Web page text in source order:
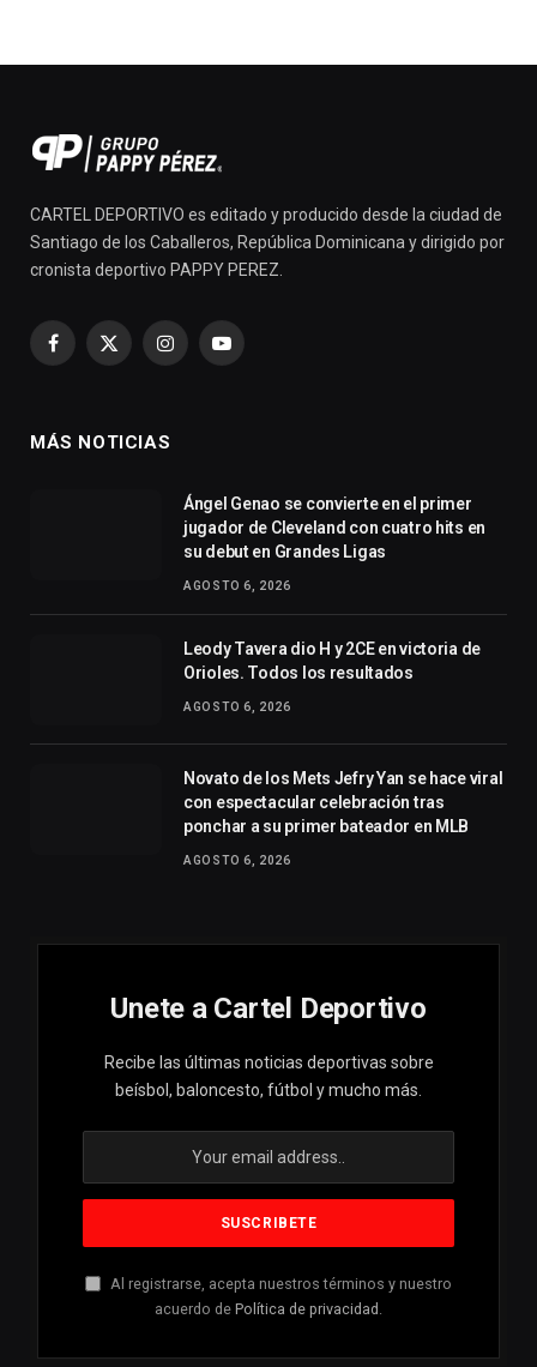
CARTEL DEPORTIVO es editado y producido desde la ciudad de
Santiago de los Caballeros, República Dominicana y dirigido por
cronista deportivo PAPPY PEREZ.
Facebook
X
InstagramYouTube
MÁS NOTICIAS
Ángel Genao se convierte en el primer
jugador de Cleveland con cuatro hits en
su debut en Grandes Ligas
AGOSTO 6, 2026
Leody Tavera dio H y 2CE en victoria de
Orioles. Todos los resultados
AGOSTO 6, 2026
Novato de los Mets Jefry Yan se hace viral
con espectacular celebración tras
ponchar a su primer bateador en MLB
AGOSTO 6, 2026
Unete a Cartel Deportivo
Recibe las últimas noticias deportivas sobre
beísbol, baloncesto, fútbol y mucho más.
Al registrarse, acepta nuestros términos y nuestro
acuerdo de Política de privacidad .